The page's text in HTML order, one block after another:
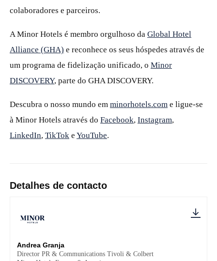
colaboradores e parceiros.
A Minor Hotels é membro orgulhoso da Global Hotel
Alliance (GHA) e reconhece os seus hóspedes através de
um programa de fidelização unificado, o Minor
DISCOVERY, parte do GHA DISCOVERY.
Descubra o nosso mundo em minorhotels.com e ligue‑se
à Minor Hotels através do Facebook, Instagram,
LinkedIn, TikTok e YouTube.
Detalhes de contacto
Andrea Granja
Director PR & Communications Tivoli & Colbert